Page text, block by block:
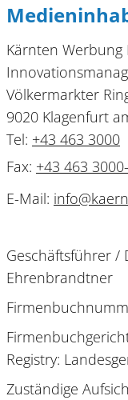
Kärnten Werbung
Völkermarkter
9020 Klagenfurt
Tel: +43 463 3000
Fax: +43 463
E-Mail: info@
Geschäftsführer /
Ehrenbrandtner
Registry:
Zuständige